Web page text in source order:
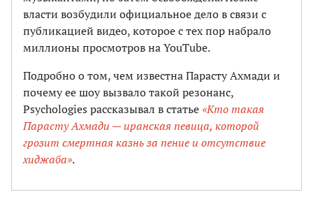
власти возбудили официальное дело в связи с
публикацией видео, которое с тех пор набрало
миллионы просмотров на YouTube.
Подробно о том, чем известна Парасту Ахмади и
почему ее шоу вызвало такой резонанс,
Psychologies рассказывал в статье «Кто такая
Парасту Ахмади — иранская певица, которой
грозит смертная казнь за пение и отсутствие
хиджаба».